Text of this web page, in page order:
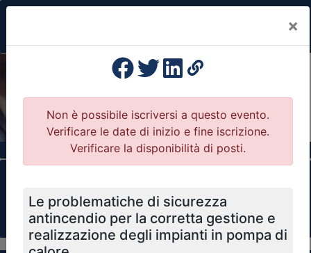
×
Previous
Il portale della formazione per Ordini e
Collegi Professionali